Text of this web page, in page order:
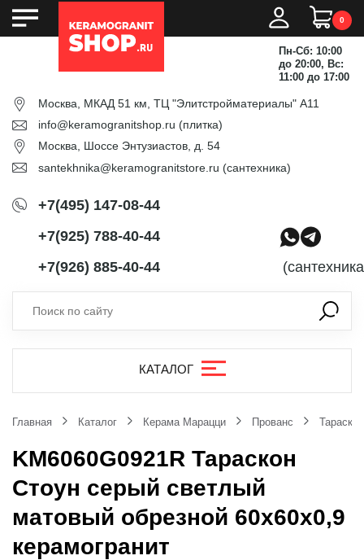
0
Пн-Сб: 10:00
до 20:00, Вс:
11:00 до 17:00
Москва, МКАД 51 км, ТЦ "Элитстройматериалы" А11
info@keramogranitshop.ru (плитка)
Москва, Шоссе Энтузиастов, д. 54
santekhnika@keramogranitstore.ru (сантехника)
+7(495) 147-08-44
+7(925) 788-40-44
+7(926) 885-40-44
КАТАЛОГ
Главная Каталог Керама Марацци Прованс Тараскон
KM6060G0921R Тараскон
Стоун серый светлый
матовый обрезной 60x60x0,9
керамогранит